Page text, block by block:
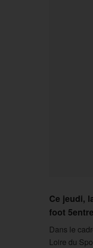
Ce jeudi,
foot
Dans le
Loire du